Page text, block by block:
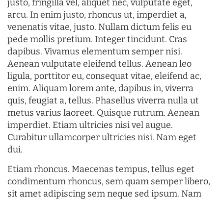
justo, fringilla vel, aliquet nec, vulputate eget,
arcu. In enim justo, rhoncus ut, imperdiet a,
venenatis vitae, justo. Nullam dictum felis eu
pede mollis pretium. Integer tincidunt. Cras
dapibus. Vivamus elementum semper nisi.
Aenean vulputate eleifend tellus. Aenean leo
ligula, porttitor eu, consequat vitae, eleifend ac,
enim. Aliquam lorem ante, dapibus in, viverra
quis, feugiat a, tellus. Phasellus viverra nulla ut
metus varius laoreet. Quisque rutrum. Aenean
imperdiet. Etiam ultricies nisi vel augue.
Curabitur ullamcorper ultricies nisi. Nam eget
dui.
Etiam rhoncus. Maecenas tempus, tellus eget
condimentum rhoncus, sem quam semper libero,
sit amet adipiscing sem neque sed ipsum. Nam